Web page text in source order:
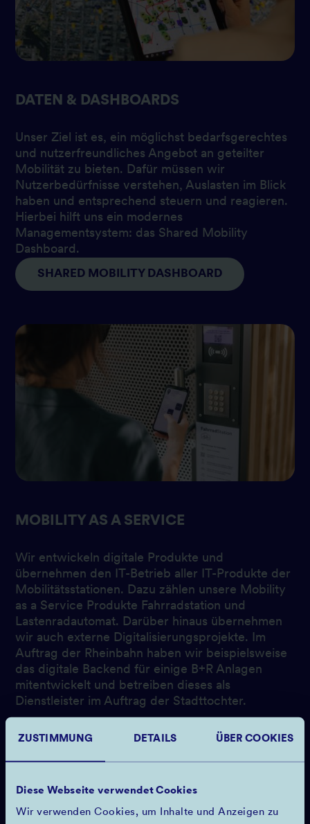
ZUSTIMMUNG DETAILS ÜBER COOKIES
Diese Webseite verwendet Cookies
Wir verwenden Cookies, um Inhalte und Anzeigen zu
DATEN & DASHBOARDS
Unser Ziel ist es, ein möglichst bedarfsgerechtes
und nutzerfreundliches Angebot an geteilter
Mobilität zu bieten. Dafür müssen wir
Nutzerbedürfnisse verstehen, Auslasten im Blick
haben und entsprechend steuern und reagieren.
Hierbei hilft uns ein modernes
Managementsystem: das Shared Mobility
Dashboard.
SHARED MOBILITY DASHBOARD
MOBILITY AS A SERVICE
Wir entwickeln digitale Produkte und
übernehmen den IT-Betrieb aller IT-Produkte der
Mobilitätsstationen. Dazu zählen unsere Mobility
as a Service Produkte Fahrradstation und
Lastenradautomat. Darüber hinaus übernehmen
wir auch externe Digitalisierungsprojekte. Im
Auftrag der Rheinbahn haben wir beispielsweise
das digitale Backend für einige B+R Anlagen
mitentwickelt und betreiben dieses als
Dienstleister im Auftrag der Stadttochter.